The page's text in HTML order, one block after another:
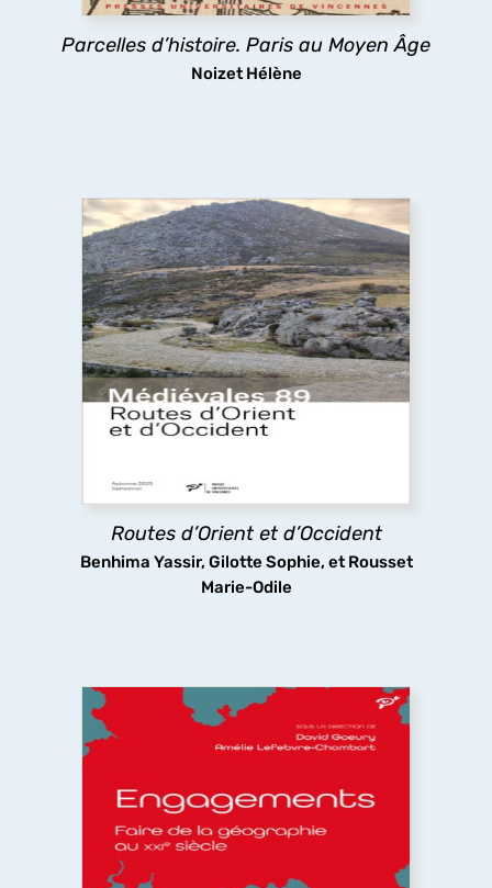
Parcelles d’histoire. Paris au Moyen Âge
Noizet Hélène
découvrir
Routes d’Orient et d’Occident
Benhima Yassir, Gilotte Sophie, et Rousset
Marie-Odile
Routes d’Orient et d’Occident
Pèlerins, marchands et autres voyageurs
sillonnent les routes médiévales, y compris dans
des espaces inhospitaliers, ignorant sans doute
que les infrastructures routières qu’ils
découvrir
Engagements. Faire de la géographie au
XXIe siècle
Que signifie s’engager à faire de la géographie
dans un monde incertain dominé par les chocs